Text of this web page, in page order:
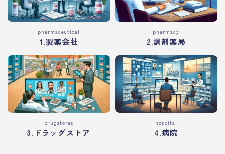
pharmaceutical
1.製薬会社
pharmacy
2.調剤薬局
drugstores
3.ドラッグストア
hospital
4.病院